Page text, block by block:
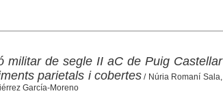
militar de segle II aC de Puig Castellar
parietals i cobertes/ Núria Romaní Sala,
García-Moreno